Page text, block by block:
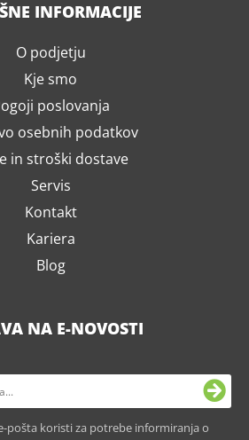
INFORMACIJE
O podjetju
Kje smo
poslovanja
osebnih podatkov
in stroški dostave
Servis
Kontakt
Kariera
Blog
NA E-NOVOSTI
pošta koristi za potrebe informiranja o